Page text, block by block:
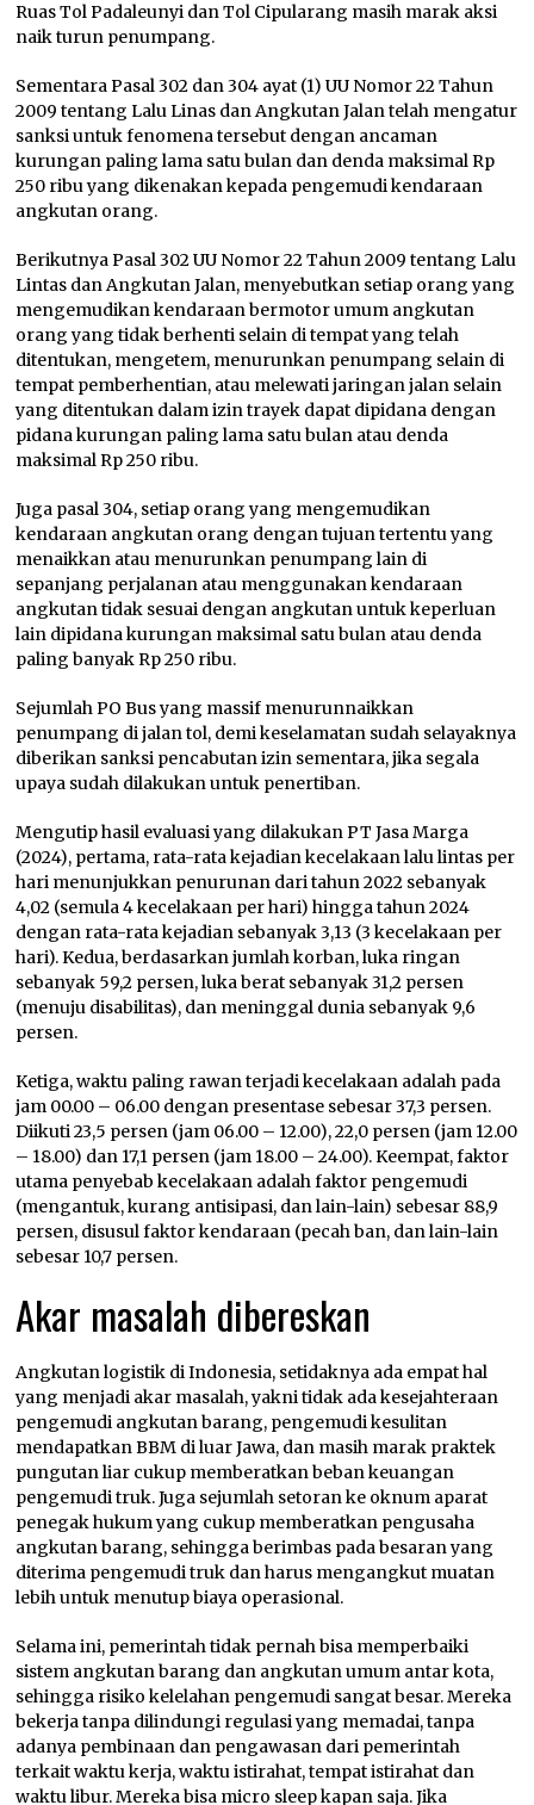
Ruas Tol Padaleunyi dan Tol Cipularang masih marak aksi
naik turun penumpang.
Sementara Pasal 302 dan 304 ayat (1) UU Nomor 22 Tahun
2009 tentang Lalu Linas dan Angkutan Jalan telah mengatur
sanksi untuk fenomena tersebut dengan ancaman
kurungan paling lama satu bulan dan denda maksimal Rp
250 ribu yang dikenakan kepada pengemudi kendaraan
angkutan orang.
Berikutnya Pasal 302 UU Nomor 22 Tahun 2009 tentang Lalu
Lintas dan Angkutan Jalan, menyebutkan setiap orang yang
mengemudikan kendaraan bermotor umum angkutan
orang yang tidak berhenti selain di tempat yang telah
ditentukan, mengetem, menurunkan penumpang selain di
tempat pemberhentian, atau melewati jaringan jalan selain
yang ditentukan dalam izin trayek dapat dipidana dengan
pidana kurungan paling lama satu bulan atau denda
maksimal Rp 250 ribu.
Juga pasal 304, setiap orang yang mengemudikan
kendaraan angkutan orang dengan tujuan tertentu yang
menaikkan atau menurunkan penumpang lain di
sepanjang perjalanan atau menggunakan kendaraan
angkutan tidak sesuai dengan angkutan untuk keperluan
lain dipidana kurungan maksimal satu bulan atau denda
paling banyak Rp 250 ribu.
Sejumlah PO Bus yang massif menurunnaikkan
penumpang di jalan tol, demi keselamatan sudah selayaknya
diberikan sanksi pencabutan izin sementara, jika segala
upaya sudah dilakukan untuk penertiban.
Mengutip hasil evaluasi yang dilakukan PT Jasa Marga
(2024), pertama, rata-rata kejadian kecelakaan lalu lintas per
hari menunjukkan penurunan dari tahun 2022 sebanyak
4,02 (semula 4 kecelakaan per hari) hingga tahun 2024
dengan rata-rata kejadian sebanyak 3,13 (3 kecelakaan per
hari). Kedua, berdasarkan jumlah korban, luka ringan
sebanyak 59,2 persen, luka berat sebanyak 31,2 persen
(menuju disabilitas), dan meninggal dunia sebanyak 9,6
persen.
Ketiga, waktu paling rawan terjadi kecelakaan adalah pada
jam 00.00 – 06.00 dengan presentase sebesar 37,3 persen.
Diikuti 23,5 persen (jam 06.00 – 12.00), 22,0 persen (jam 12.00
– 18.00) dan 17,1 persen (jam 18.00 – 24.00). Keempat, faktor
utama penyebab kecelakaan adalah faktor pengemudi
(mengantuk, kurang antisipasi, dan lain-lain) sebesar 88,9
persen, disusul faktor kendaraan (pecah ban, dan lain-lain
sebesar 10,7 persen.
Akar masalah dibereskan
Angkutan logistik di Indonesia, setidaknya ada empat hal
yang menjadi akar masalah, yakni tidak ada kesejahteraan
pengemudi angkutan barang, pengemudi kesulitan
mendapatkan BBM di luar Jawa, dan masih marak praktek
pungutan liar cukup memberatkan beban keuangan
pengemudi truk. Juga sejumlah setoran ke oknum aparat
penegak hukum yang cukup memberatkan pengusaha
angkutan barang, sehingga berimbas pada besaran yang
diterima pengemudi truk dan harus mengangkut muatan
lebih untuk menutup biaya operasional.
Selama ini, pemerintah tidak pernah bisa memperbaiki
sistem angkutan barang dan angkutan umum antar kota,
sehingga risiko kelelahan pengemudi sangat besar. Mereka
bekerja tanpa dilindungi regulasi yang memadai, tanpa
adanya pembinaan dan pengawasan dari pemerintah
terkait waktu kerja, waktu istirahat, tempat istirahat dan
waktu libur. Mereka bisa micro sleep kapan saja. Jika